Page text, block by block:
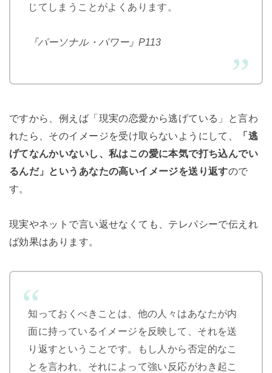
じてしまうことがよくあります。
『パーソナル・パワー』P113
ですから、例えば「現実の恋愛から逃げている」と言わ
れたら、そのイメージを受け取らないようにして、
「逃
げてなんかいないし、私はこの愛に本気で打ち込んでい
るんだ」というあなたの高いイメージを送り返すので
す。
現実やネットで言い返せなくても、テレパシーで伝えれ
ば効果はあります。
知っておくべきことは、他の人々はあなたが内
面に持っているイメージを反映して、それを送
り返すということです。もし人から否定的なこ
とを言われ、それによって強い反応がわき起こ